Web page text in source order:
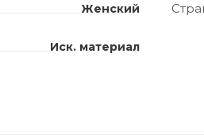
Женский
Иск. материал